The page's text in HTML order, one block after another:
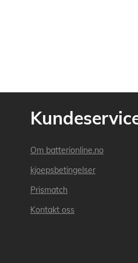
Om batterionline.no
kjoepsbetingelser
Prismatch
Kontakt oss